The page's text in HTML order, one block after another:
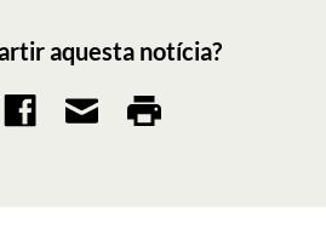
aquesta notícia?